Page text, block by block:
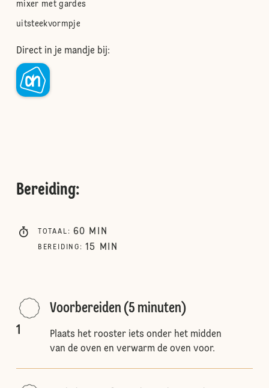
mixer met gardes
uitsteekvormpje
Direct in je mandje bij:
Bereiding:
TOTAAL : 60 MIN
BEREIDING : 15 MIN
1
Voorbereiden (5 minuten)
Plaats het rooster iets onder het midden
van de oven en verwarm de oven voor.